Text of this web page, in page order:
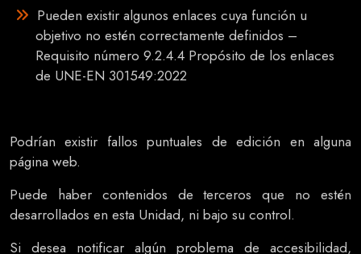
Pueden existir algunos enlaces cuya función u
objetivo no estén correctamente definidos –
Requisito número 9.2.4.4 Propósito de los enlaces
de UNE-EN 301549:2022
Podrían existir fallos puntuales de edición en alguna
página web.
Puede haber contenidos de terceros que no estén
desarrollados en esta Unidad, ni bajo su control.
Si desea notificar algún problema de accesibilidad,